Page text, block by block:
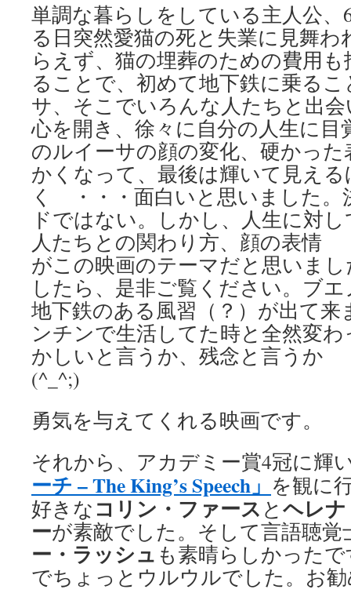
単調な暮らしをしている主人公
る日突然愛猫の死と失業に見舞
らえず、猫の埋葬のための費用
ることで、初めて地下鉄に乗る
サ、そこでいろんな人たちと出
心を開き、徐々に自分の人生に目
のルイーサの顔の変化、硬かっ
かくなって、最後は輝いて見え
く ・・・面白いと思いました。
ドではない。しかし、人生に対
人たちとの関わり方、顔の表情
がこの映画のテーマだと思いま
したら、是非ご覧ください。ブ
地下鉄のある風習（？）が出て
ンチンで生活してた時と全然変
かしいと言うか、残念と言うか
(^_^;)
勇気を与えてくれる映画です。
それから、アカデミー賞4冠に輝
ーチ – The King’s Speech」 を観に
好きな コリン・ファース とヘレ
ーが素敵でした。そして言語聴覚
ー・ラッシュ も素晴らしかった
でちょっとウルウルでした。お